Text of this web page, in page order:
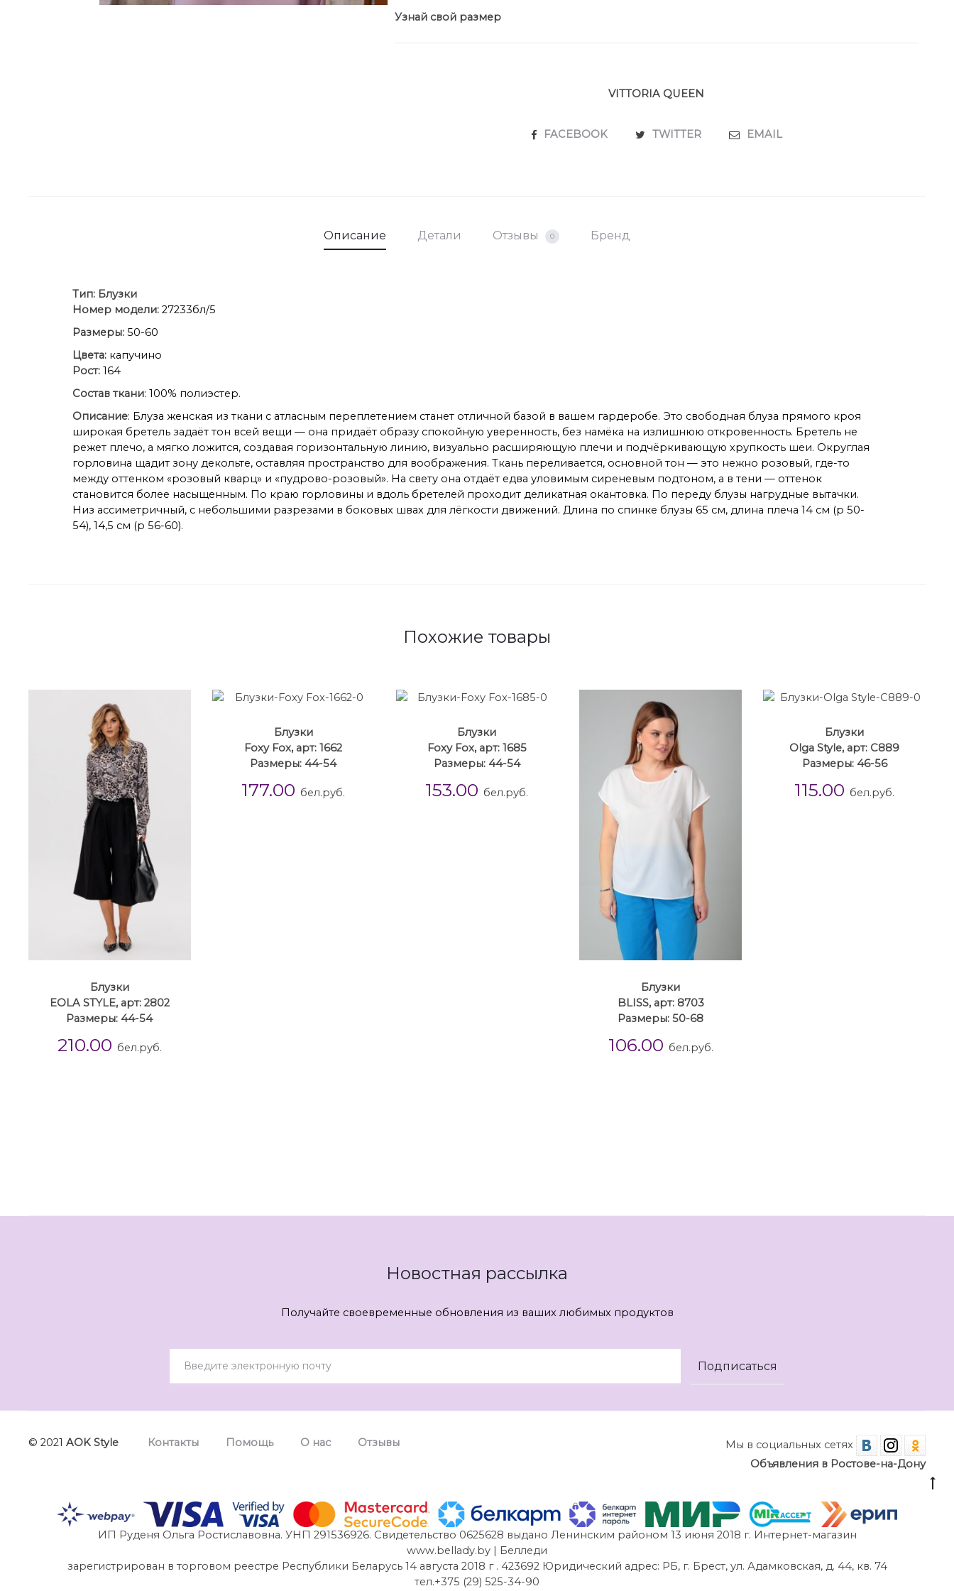
Узнай свой размер
VITTORIA QUEEN
SHARE
FACEBOOK TWITTER EMAIL
Описание Детали Отзывы 0 Бренд
Тип: Блузки
Номер модели: 27233бл/5
Размеры: 50-60
Цвета: капучино
Рост: 164
Состав ткани: 100% полиэстер.
Описание: Блуза женская из ткани с атласным переплетением станет отличной базой в вашем гардеробе. Это свободная блуза прямого кроя
широкая бретель задаёт тон всей вещи — она придаёт образу спокойную уверенность, без намёка на излишнюю откровенность. Бретель не
режет плечо, а мягко ложится, создавая горизонтальную линию, визуально расширяющую плечи и подчёркивающую хрупкость шеи. Округлая
горловина щадит зону декольте, оставляя пространство для воображения. Ткань переливается, основной тон — это нежно розовый, где-то
между оттенком «розовый кварц» и «пудрово-розовый». На свету она отдаёт едва уловимым сиреневым подтоном, а в тени — оттенок
становится более насыщенным. По краю горловины и вдоль бретелей проходит деликатная окантовка. По переду блузы нагрудные вытачки.
Низ ассиметричный, с небольшими разрезами в боковых швах для лёгкости движений. Длина по спинке блузы 65 см, длина плеча 14 см (р 50-
54), 14,5 см (р 56-60).
Похожие товары
Блузки
EOLA STYLE, арт: 2802
Размеры: 44-54
210.00 бел.руб.
Блузки
Foxy Fox, арт: 1662
Размеры: 44-54
177.00 бел.руб.
Блузки
Foxy Fox, арт: 1685
Размеры: 44-54
153.00 бел.руб.
Блузки
BLISS, арт: 8703
Размеры: 50-68
106.00 бел.руб.
Блузки
Olga Style, арт: С889
Размеры: 46-56
115.00 бел.руб.
Новостная рассылка
Получайте своевременные обновления из ваших любимых продуктов
© 2021 AOK Style Контакты Помощь О нас Отзывы
Мы в социальных сетях
Объявления в Ростове-на-Дону
ИП Руденя Ольга Ростиславовна. УНП 291536926. Свидетельство 0625628 выдано Ленинским районом 13 июня 2018 г. Интернет-магазин
www.bellady.by | Белледи
зарегистрирован в торговом реестре Республики Беларусь 14 августа 2018 г . 423692 Юридический адрес: РБ, г. Брест, ул. Адамковская, д. 44, кв. 74
тел.+375 (29) 525-34-90